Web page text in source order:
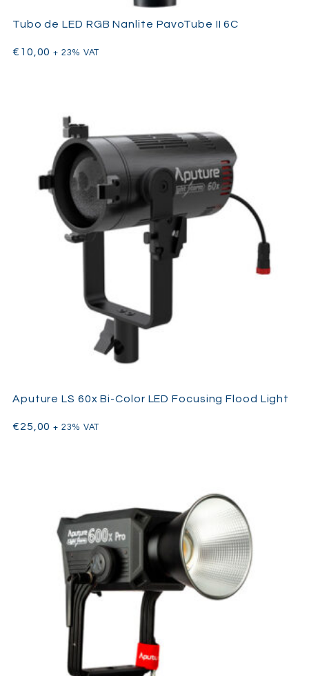
Tubo de LED RGB Nanlite PavoTube II 6C
€ 10,00 + 23% VAT
Aputure LS 60x Bi-Color LED Focusing Flood Light
€25,00 + 23% VAT